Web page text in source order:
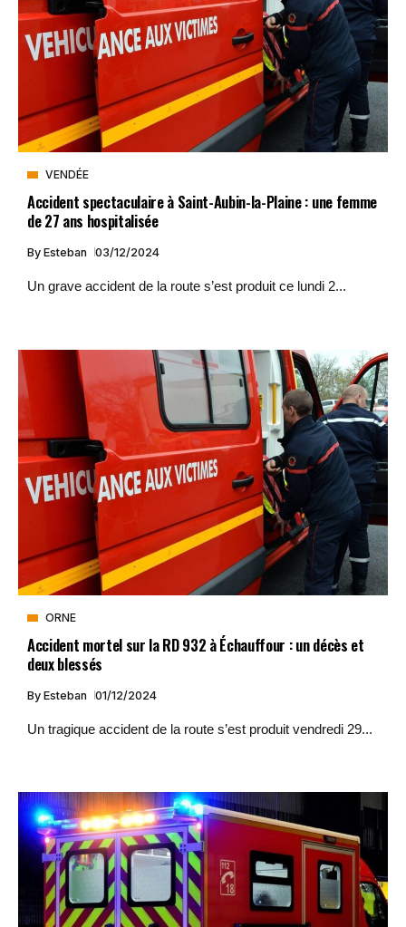
VENDÉE
Accident spectaculaire à Saint-Aubin-la-Plaine : une femme
de 27 ans hospitalisée
By Esteban 03/12/2024
Un grave accident de la route s’est produit ce lundi 2...
ORNE
Accident mortel sur la RD 932 à Échauffour : un décès et
deux blessés
By Esteban 01/12/2024
Un tragique accident de la route s’est produit vendredi 29...